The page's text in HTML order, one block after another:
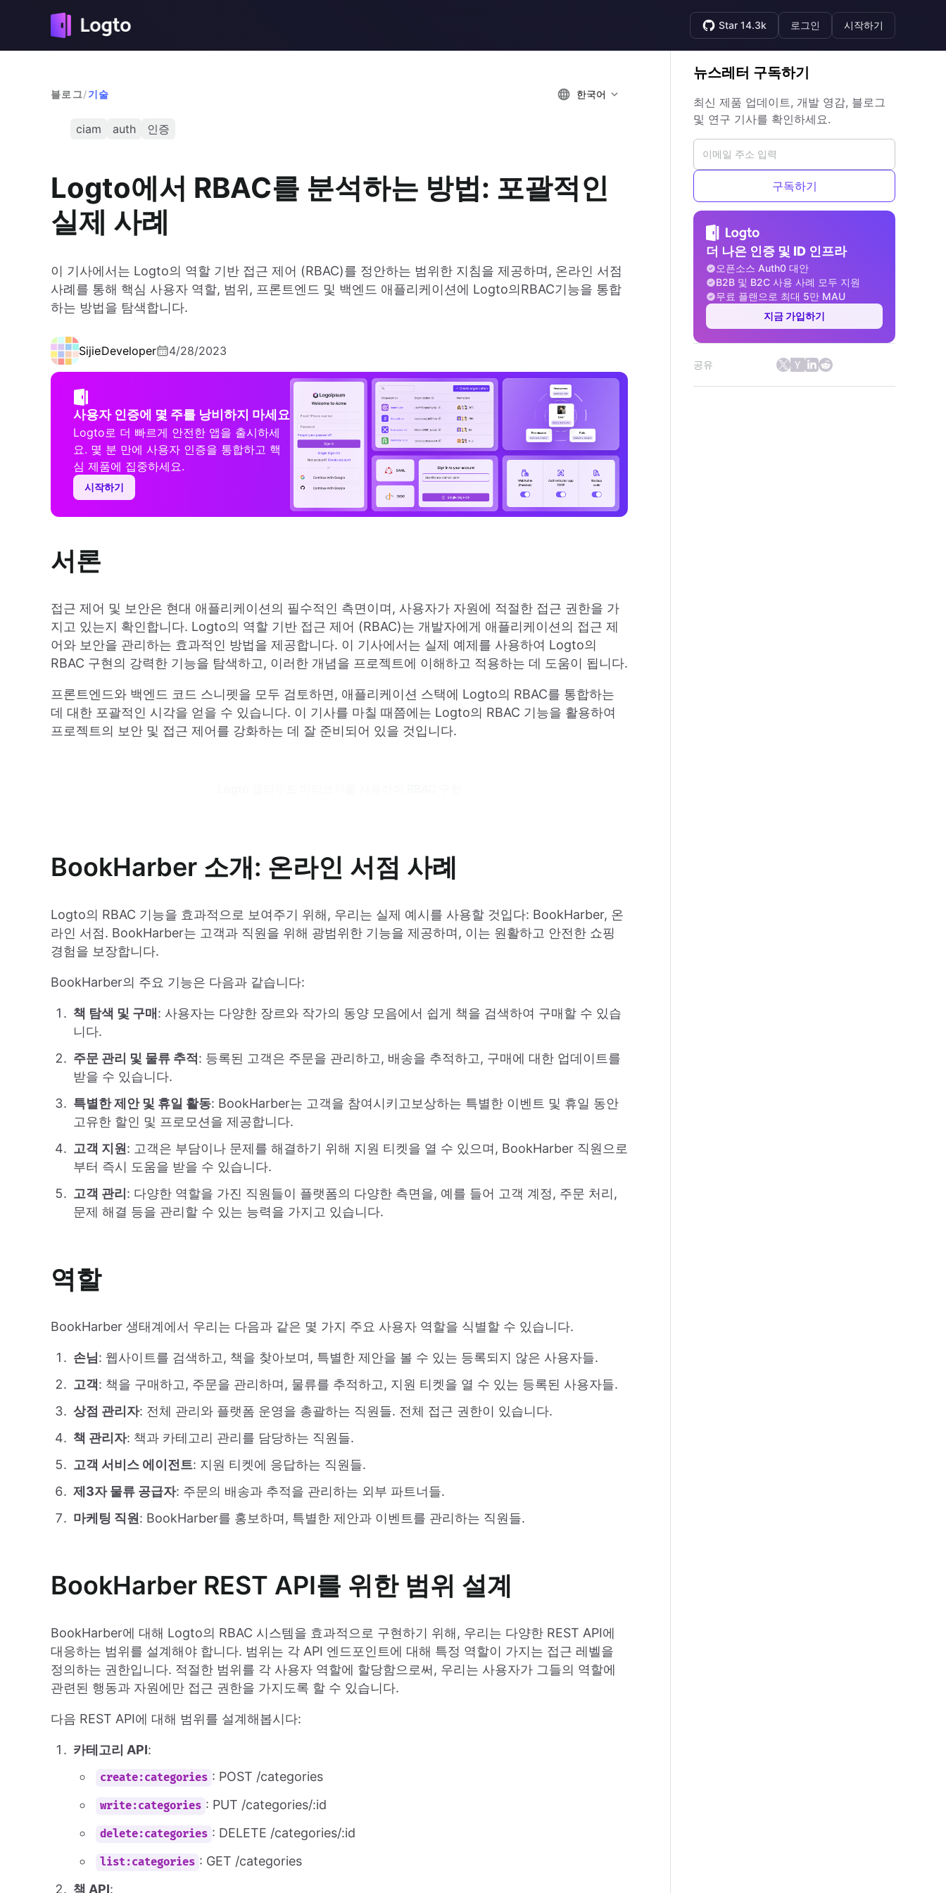
Star 14.3k 로그인 시작하기
블로그/기술 한국어
ciam auth 인증
Logto에서 RBAC를 분석하는 방법: 포괄적인
실제 사례
이 기사에서는 Logto의 역할 기반 접근 제어 (RBAC)를 정안하는 범위한 지침을 제공하며, 온라인 서점
사례를 통해 핵심 사용자 역할, 범위, 프론트엔드 및 백엔드 애플리케이션에 Logto의RBAC기능을 통합
하는 방법을 탐색합니다.
SijieDeveloper 4/28/2023
사용자 인증에 몇 주를 낭비하지 마세요
Logto로 더 빠르게 안전한 앱을 출시하세
요. 몇 분 만에 사용자 인증을 통합하고 핵
심 제품에 집중하세요.
시작하기
서론
접근 제어 및 보안은 현대 애플리케이션의 필수적인 측면이며, 사용자가 자원에 적절한 접근 권한을 가
지고 있는지 확인합니다. Logto의 역할 기반 접근 제어 (RBAC)는 개발자에게 애플리케이션의 접근 제
어와 보안을 관리하는 효과적인 방법을 제공합니다. 이 기사에서는 실제 예제를 사용하여 Logto의
RBAC 구현의 강력한 기능을 탐색하고, 이러한 개념을 프로젝트에 이해하고 적용하는 데 도움이 됩니다.
프론트엔드와 백엔드 코드 스니펫을 모두 검토하면, 애플리케이션 스택에 Logto의 RBAC를 통합하는
데 대한 포괄적인 시각을 얻을 수 있습니다. 이 기사를 마칠 때쯤에는 Logto의 RBAC 기능을 활용하여
프로젝트의 보안 및 접근 제어를 강화하는 데 잘 준비되어 있을 것입니다.
BookHarber 소개: 온라인 서점 사례
Logto의 RBAC 기능을 효과적으로 보여주기 위해, 우리는 실제 예시를 사용할 것입다: BookHarber, 온
라인 서점. BookHarber는 고객과 직원을 위해 광범위한 기능을 제공하며, 이는 원활하고 안전한 쇼핑
경험을 보장합니다.
BookHarber의 주요 기능은 다음과 같습니다:
책 탐색 및 구매 : 사용자는 다양한 장르와 작가의 동양 모음에서 쉽게 책을 검색하여 구매할 수 있습
니다.
주문 관리 및 물류 추적 : 등록된 고객은 주문을 관리하고, 배송을 추적하고, 구매에 대한 업데이트를
받을 수 있습니다.
특별한 제안 및 휴일 활동: BookHarber는 고객을 참여시키고보상하는 특별한 이벤트 및 휴일 동안
고유한 할인 및 프로모션을 제공합니다.
고객 지원 : 고객은 부담이나 문제를 해결하기 위해 지원 티켓을 열 수 있으며, BookHarber 직원으로
부터 즉시 도움을 받을 수 있습니다.
고객 관리 : 다양한 역할을 가진 직원들이 플랫폼의 다양한 측면을, 예를 들어 고객 계정, 주문 처리,
문제 해결 등을 관리할 수 있는 능력을 가지고 있습니다.
역할
BookHarber 생태계에서 우리는 다음과 같은 몇 가지 주요 사용자 역할을 식별할 수 있습니다.
손님 : 웹사이트를 검색하고, 책을 찾아보며, 특별한 제안을 볼 수 있는 등록되지 않은 사용자들.
고객: 책을 구매하고, 주문을 관리하며, 물류를 추적하고, 지원 티켓을 열 수 있는 등록된 사용자들.
상점 관리자: 전체 관리와 플랫폼 운영을 총괄하는 직원들. 전체 접근 권한이 있습니다.
책 관리자: 책과 카테고리 관리를 담당하는 직원들.
고객 서비스 에이전트: 지원 티켓에 응답하는 직원들.
제3자 물류 공급자: 주문의 배송과 추적을 관리하는 외부 파트너들.
마케팅 직원 : BookHarber를 홍보하며, 특별한 제안과 이벤트를 관리하는 직원들.
BookHarber REST API를 위한 범위 설계
BookHarber에 대해 Logto의 RBAC 시스템을 효과적으로 구현하기 위해, 우리는 다양한 REST API에
대응하는 범위를 설계해야 합니다. 범위는 각 API 엔드포인트에 대해 특정 역할이 가지는 접근 레벨을
정의하는 권한입니다. 적절한 범위를 각 사용자 역할에 할당함으로써, 우리는 사용자가 그들의 역할에
관련된 행동과 자원에만 접근 권한을 가지도록 할 수 있습니다.
다음 REST API에 대해 범위를 설계해봅시다:
카테고리 API:
create:categories : POST /categories
write:categories : PUT /categories/:id
delete:categories : DELETE /categories/:id
list:categories : GET /categories
책 API:
뉴스레터 구독하기
최신 제품 업데이트, 개발 영감, 블로그
및 연구 기사를 확인하세요.
구독하기
더 나은 인증 및 ID 인프라
오픈소스 Auth0 대안
B2B 및 B2C 사용 사례 모두 지원
무료 플랜으로 최대 5만 MAU
지금 가입하기
공유